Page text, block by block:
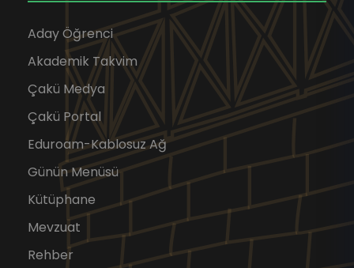
Aday Öğrenci
Akademik Takvim
Çakü Medya
Çakü Portal
Eduroam-Kablosuz Ağ
Günün Menüsü
Kütüphane
Mevzuat
Rehber